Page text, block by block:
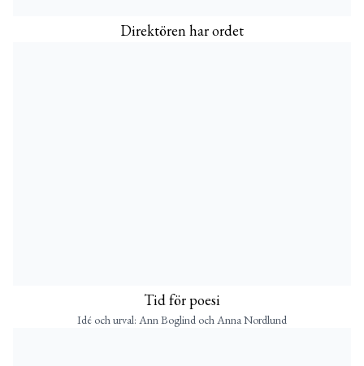
Direktören har ordet
Tid för poesi
Idé och urval: Ann Boglind och Anna Nordlund